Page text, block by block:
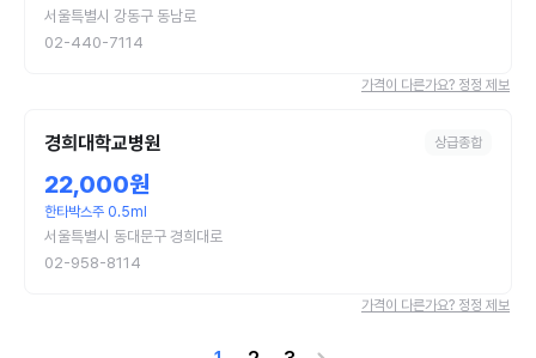
서울특별시 강동구 동남로
02-440-7114
가격이 다른가요? 정정 제보
경희대학교병원 상급종합
22,000원
한타박스주 0.5ml
서울특별시 동대문구 경희대로
02-958-8114
가격이 다른가요? 정정 제보